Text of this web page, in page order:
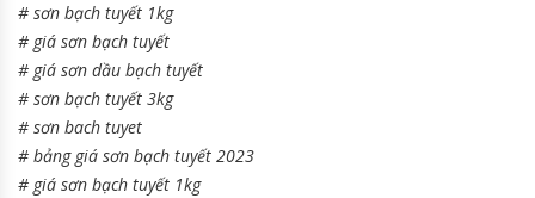
# sơn bạch tuyết 1kg
# giá sơn bạch tuyết
# giá sơn dầu bạch tuyết
# sơn bạch tuyết 3kg
# sơn bach tuyet
# bảng giá sơn bạch tuyết 2023
# giá sơn bạch tuyết 1kg